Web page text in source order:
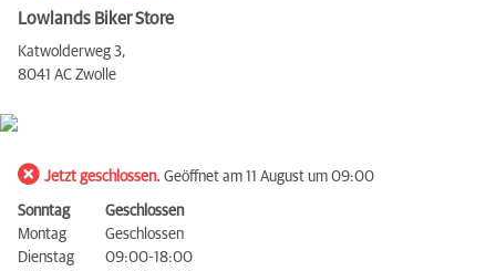
Lowlands Biker Store
Katwolderweg 3,
8041 AC Zwolle
Jetzt geschlossen. Geöffnet am 11 August um 09:00
Sonntag
Geschlossen
Montag
Geschlossen
Dienstag
09:00-18:00